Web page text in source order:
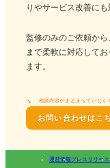
りやサービス改善にも
監修のみのご依頼か
まで柔軟に対応して
ます。
相談内容がまとまっていなく
お問い合わせはこ
運営情報プレスリリース